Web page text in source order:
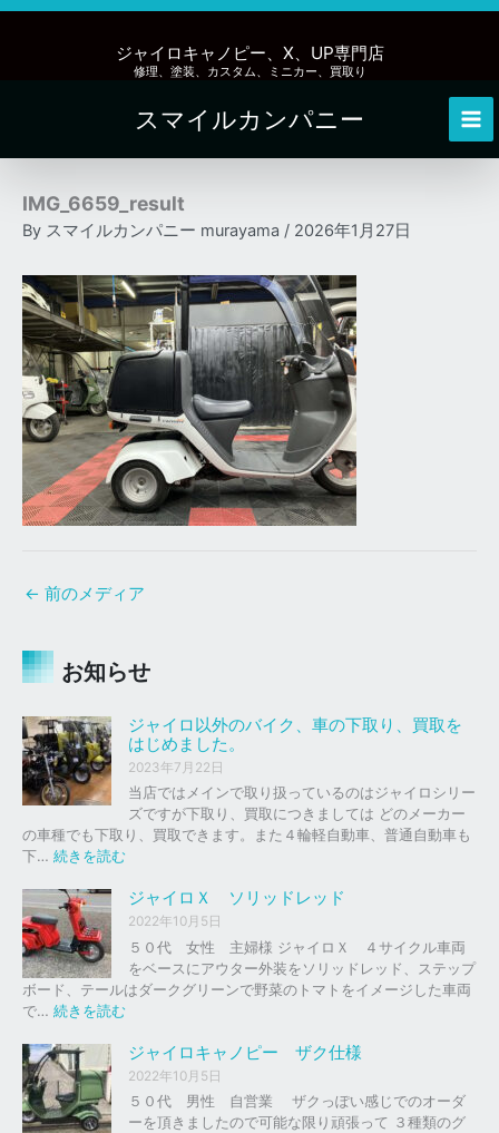
内
ッ
ジャイロキャノピー、X、UP専門店
修理、塗装、カスタム、ミニカー、買取り
スマイルカンパニー
IMG_6659_result
By スマイルカンパニー murayama / 2026年1月27日
← 前のメディア
お知らせ
ジャイロ以外のバイク、車の下取り、買取を
はじめました。
2023年7月22日
当店ではメインで取り扱っているのはジャイロシリー
ズですが下取り、買取につきましては どのメーカー
の車種でも下取り、買取できます。また４輪軽自動車、普通自動車も
下… 続きを読む
ャ
イ
ロ
以
外
の
イ
ク
車
ジャイロＸ ソリッドレッド
2022年10月5日
５０代 女性 主婦様 ジャイロＸ ４サイクル車両
をベースにアウター外装をソリッドレッド、ステップ
ボード、テールはダークグリーンで野菜のトマトをイメージした車両
で… 続きを読む
ャ
イ
ロ
ジャイロキャノピー ザク仕様
2022年10月5日
５０代 男性 自営業 ザクっぽい感じでのオーダ
ーを頂きましたので可能な限り頑張って ３種類のグ